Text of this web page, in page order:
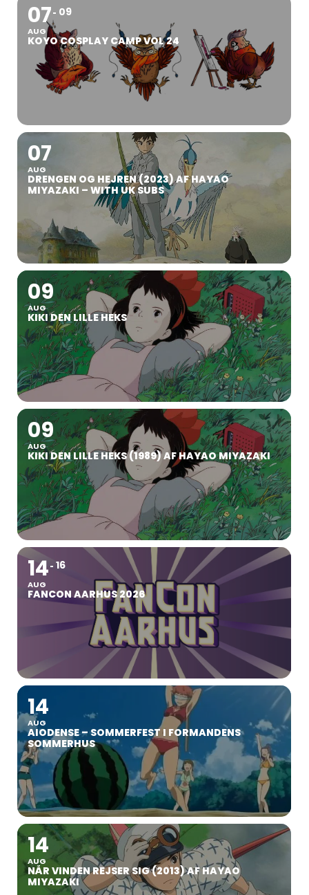
07
AUG
09
KOYO COSPLAY CAMP VOL 24
07
AUG
DRENGEN OG HEJREN (2023) AF HAYAO
MIYAZAKI – WITH UK SUBS
09
AUG
KIKI DEN LILLE HEKS
09
AUG
KIKI DEN LILLE HEKS (1989) AF HAYAO MIYAZAKI
14
AUG
16
FANCON AARHUS 2026
14
AUG
AIODENSE – SOMMERFEST I FORMANDENS
SOMMERHUS
14
AUG
NÅR VINDEN REJSER SIG (2013) AF HAYAO
MIYAZAKI